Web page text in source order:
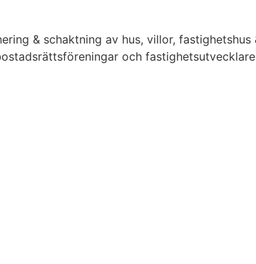
& schaktning av hus, villor,
och